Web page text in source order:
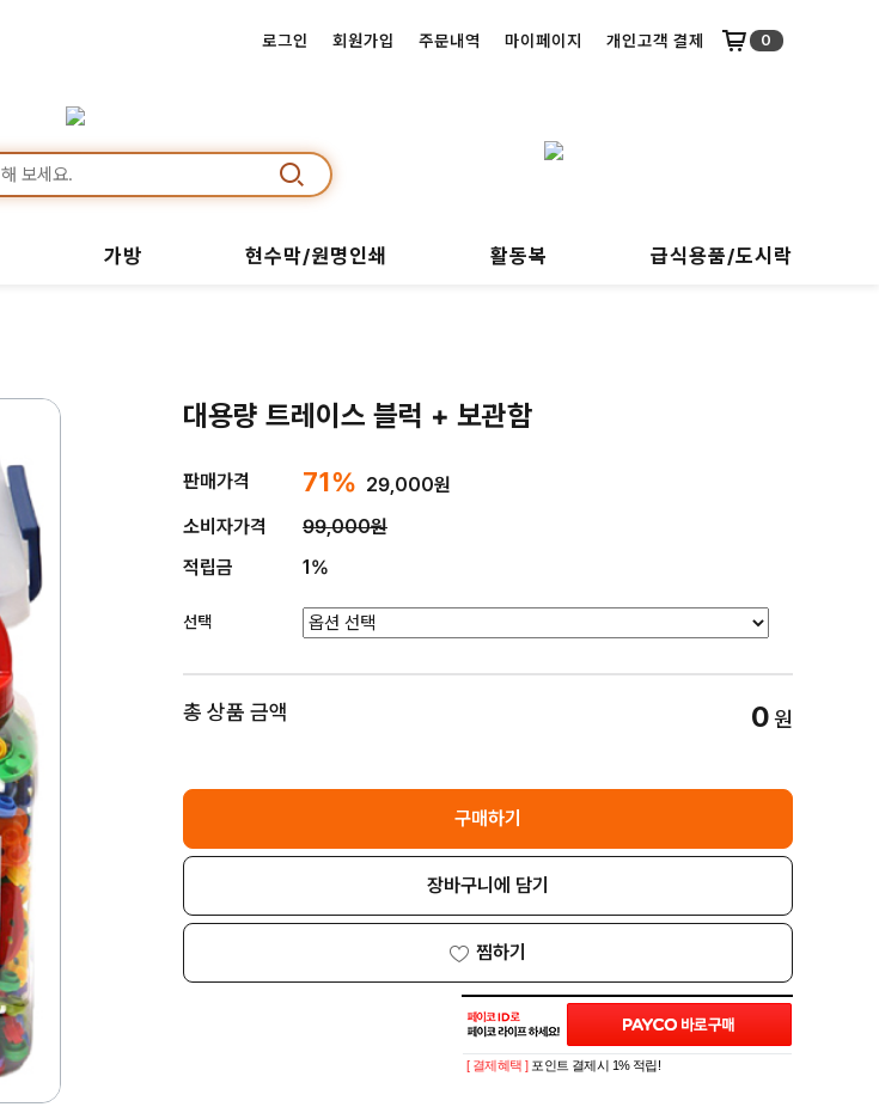
로그인 회원가입 주문내역 마이페이지 개인고객 결제 0
가방 현수막/원명인쇄 활동복 급식용품/도시락
대용량 트레이스 블럭 + 보관함
판매가격 71% 29,000원
소비자가격
99,000원
적립금
1%
선택
총 상품 금액 0원
구매하기
장바구니에 담기
찜하기
[ 결제혜택 ] 포인트 결제시 1% 적립!